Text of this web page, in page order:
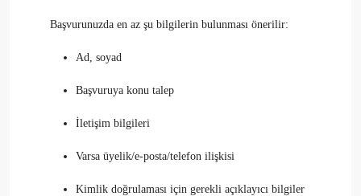
Başvurunuzda en az şu bilgilerin bulunması önerilir:
Ad, soyad
Başvuruya konu talep
İletişim bilgileri
Varsa üyelik/e-posta/telefon ilişkisi
Kimlik doğrulaması için gerekli açıklayıcı bilgiler